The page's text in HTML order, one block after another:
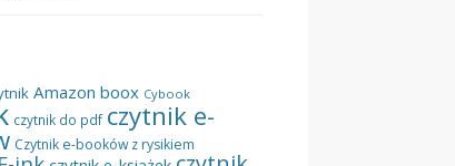
Amazon boox Cybook
czytnik do pdf czytnik e-
Czytnik e-booków z rysikiem